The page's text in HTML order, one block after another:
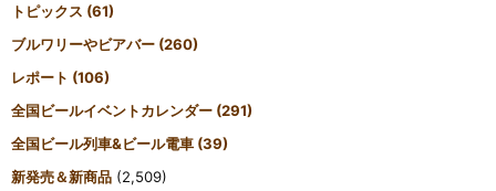
トピックス (61)
ブルワリーやビアバー (260)
レポート (106)
全国ビールイベントカレンダー (291)
全国ビール列車&ビール電車 (39)
新発売＆新商品 (2,509)